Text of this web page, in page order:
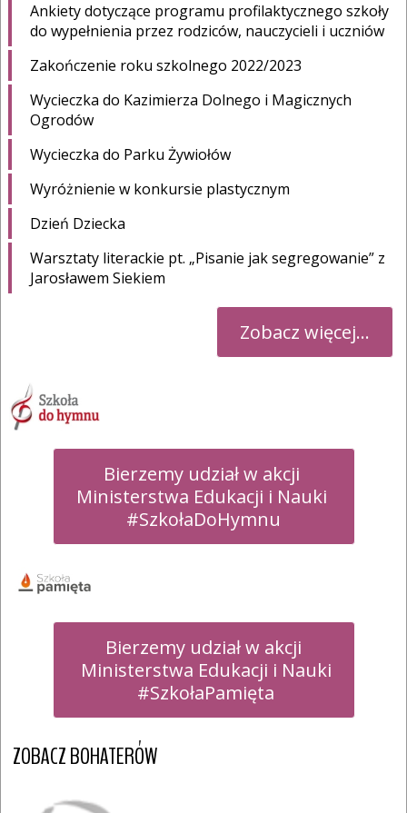
Ankiety dotyczące programu profilaktycznego szkoły
do wypełnienia przez rodziców, nauczycieli i uczniów
Zakończenie roku szkolnego 2022/2023
Wycieczka do Kazimierza Dolnego i Magicznych
Ogrodów
Wycieczka do Parku Żywiołów
Wyróżnienie w konkursie plastycznym
Dzień Dziecka
Warsztaty literackie pt. „Pisanie jak segregowanie” z
Jarosławem Siekiem
Zobacz więcej...
Bierzemy udział w akcji
Ministerstwa Edukacji i Nauki
#SzkołaDoHymnu
Bierzemy udział w akcji
#SzkołaPamięta
ZOBACZ BOHATERÓW